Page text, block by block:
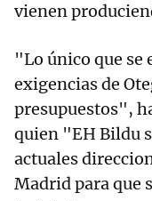
vienen
"Lo único que se
exigencias de
presupuestos",
quien "EH Bildu
actuales
Madrid para que